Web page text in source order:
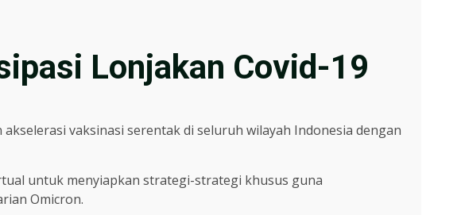
Lonjakan Covid-19
vaksinasi serentak di seluruh wilayah Indonesia dengan
untuk menyiapkan strategi-strategi khusus guna
Omicron.